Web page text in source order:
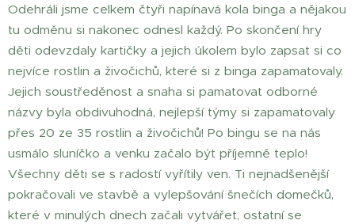
Odehráli jsme celkem čtyři napínavá kola binga a nějakou
tu odměnu si nakonec odnesl každý. Po skončení hry
děti odevzdaly kartičky a jejich úkolem bylo zapsat si co
nejvíce rostlin a živočichů, které si z binga zapamatovaly.
Jejich soustředěnost a snaha si pamatovat odborné
názvy byla obdivuhodná, nejlepší týmy si zapamatovaly
přes 20 ze 35 rostlin a živočichů! Po bingu se na nás
usmálo sluníčko a venku začalo být příjemně teplo!
Všechny děti se s radostí vyřítily ven. Ti nejnadšenější
pokračovali ve stavbě a vylepšování šnečích domečků,
které v minulých dnech začali vytvářet, ostatní se